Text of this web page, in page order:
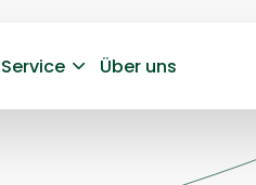
Service Über uns